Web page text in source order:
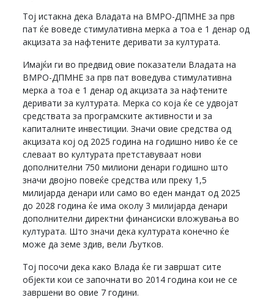
Тој истакна дека Владата на ВМРО-ДПМНЕ за прв
пат ќе воведе стимулативна мерка а тоа е 1 денар од
акцизата за нафтените деривати за културата.
Имајќи ги во предвид овие показатели Владата на
ВМРО-ДПМНЕ за прв пат воведува стимулативна
мерка а тоа е 1 денар од акцизата за нафтените
деривати за културата. Мерка со која ќе се удвојат
средствата за програмските активности и за
капиталните инвестиции. Значи овие средства од
акцизата кој од 2025 година на годишно ниво ќе се
слеваат во културата претставуваат нови
дополнителни 750 милиони денари годишно што
значи двојно повеќе средства или преку 1,5
милијарда денари или само во еден мандат од 2025
до 2028 година ќе има околу 3 милијарда денари
дополнителни директни финансиски вложувања во
културата. Што значи дека културата конечно ќе
може да земе здив, вели Љутков.
Тој посочи дека како Влада ќе ги завршат сите
објекти кои се започнати во 2014 година кои не се
завршени во овие 7 години.